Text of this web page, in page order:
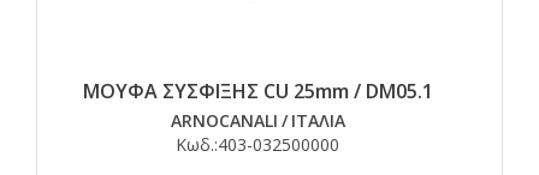
ΜΟΥΦΑ ΣΥΣΦΙΞΗΣ CU 25mm / DM05.1
ARNOCANALI / ΙΤΑΛΙΑ
Κωδ.:403-032500000